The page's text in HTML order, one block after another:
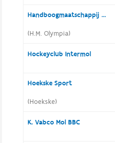
Handboogmaatschappij Olympia
(H.M. Olympia)
Hockeyclub Intermol
Hoekske Sport
(Hoekske)
K. Vabco Mol BBC